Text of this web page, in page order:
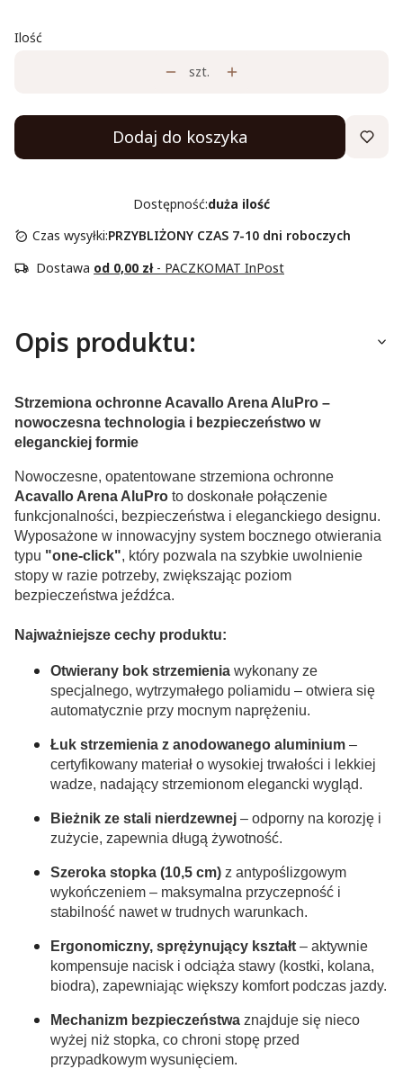
Ilość
szt.
Dodaj do koszyka
Dostępność:duża ilość
Czas wysyłki:PRZYBLIŻONY CZAS 7-10 dni roboczych
Dostawa od 0,00 zł - PACZKOMAT InPost
Opis produktu:
Strzemiona ochronne Acavallo Arena AluPro –
nowoczesna technologia i bezpieczeństwo w
eleganckiej formie
Nowoczesne, opatentowane strzemiona ochronne
Acavallo Arena AluPro to doskonałe połączenie
funkcjonalności, bezpieczeństwa i eleganckiego designu.
Wyposażone w innowacyjny system bocznego otwierania
typu "one-click", który pozwala na szybkie uwolnienie
stopy w razie potrzeby, zwiększając poziom
bezpieczeństwa jeźdźca.
Najważniejsze cechy produktu:
Otwierany bok strzemienia wykonany ze
specjalnego, wytrzymałego poliamidu – otwiera się
automatycznie przy mocnym naprężeniu.
Łuk strzemienia z anodowanego aluminium –
certyfikowany materiał o wysokiej trwałości i lekkiej
wadze, nadający strzemionom elegancki wygląd.
Bieżnik ze stali nierdzewnej – odporny na korozję i
zużycie, zapewnia długą żywotność.
Szeroka stopka (10,5 cm) z antypoślizgowym
wykończeniem – maksymalna przyczepność i
stabilność nawet w trudnych warunkach.
Ergonomiczny, sprężynujący kształt – aktywnie
kompensuje nacisk i odciąża stawy (kostki, kolana,
biodra), zapewniając większy komfort podczas jazdy.
Mechanizm bezpieczeństwa znajduje się nieco
wyżej niż stopka, co chroni stopę przed
przypadkowym wysunięciem.